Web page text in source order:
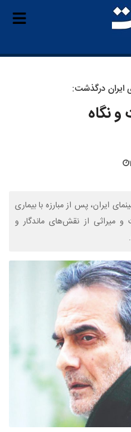
ایران درگذشت:
نگاه
ایران، پس از مبارزه با بیماری
۱۴۰۴ درگذشت و میراثی از نقش‌های ماندگار و